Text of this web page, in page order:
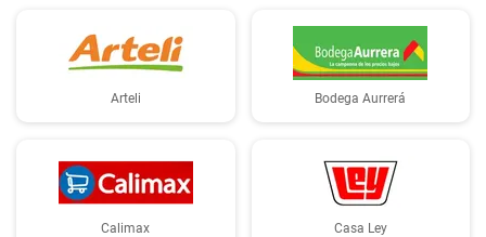
Arteli Bodega Aurrerá
Calimax Casa Ley